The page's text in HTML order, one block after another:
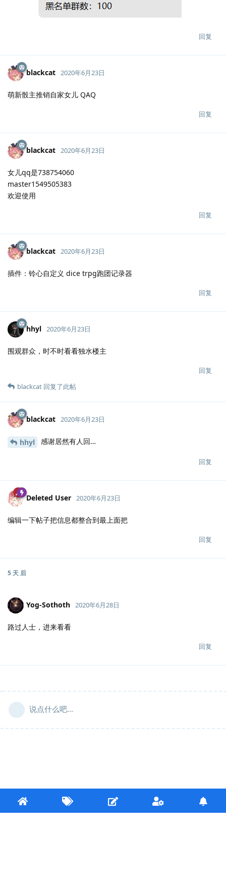
回复
blackcat 2020年6月23日
萌新骰主推销自家女儿 QAQ
回复
blackcat 2020年6月23日
女儿qq是738754060
master1549505383
欢迎使用
回复
blackcat 2020年6月23日
插件：铃心自定义 dice trpg跑团记录器
回复
hhyl 2020年6月23日
围观群众，时不时看看独水楼主
回复
blackcat 回复了此帖
blackcat 2020年6月23日
hhyl 感谢居然有人回…
回复
Deleted User 2020年6月23日
编辑一下帖子把信息都整合到最上面把
回复
5 天 后
Yog-Sothoth 2020年6月28日
路过人士，进来看看
回复
说点什么吧...